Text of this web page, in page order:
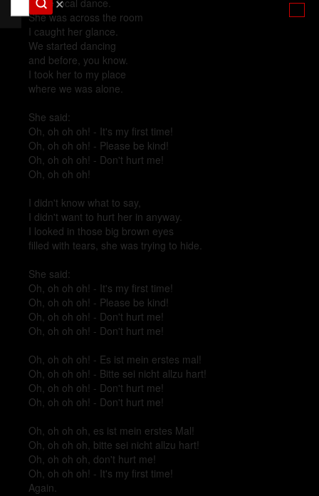
✕
at the local dance.
She was across the room
I caught her glance.
We started dancing
and before, you know.
I took her to my place
where we was alone.
She said:
Oh, oh oh oh! - It's my first time!
Oh, oh oh oh! - Please be kind!
Oh, oh oh oh! - Don't hurt me!
Oh, oh oh oh!
I didn't know what to say,
I didn't want to hurt her in anyway.
I looked in those big brown eyes
filled with tears, she was trying to hide.
She said:
Oh, oh oh oh! - It's my first time!
Oh, oh oh oh! - Please be kind!
Oh, oh oh oh! - Don't hurt me!
Oh, oh oh oh! - Don't hurt me!
Oh, oh oh oh! - Es ist mein erstes mal!
Oh, oh oh oh! - Bitte sei nicht allzu hart!
Oh, oh oh oh! - Don't hurt me!
Oh, oh oh oh! - Don't hurt me!
Oh, oh oh oh, es ist mein erstes Mal!
Oh, oh oh oh, bitte sei nicht allzu hart!
Oh, oh oh oh, don't hurt me!
Oh, oh oh oh! - It's my first time!
Again.